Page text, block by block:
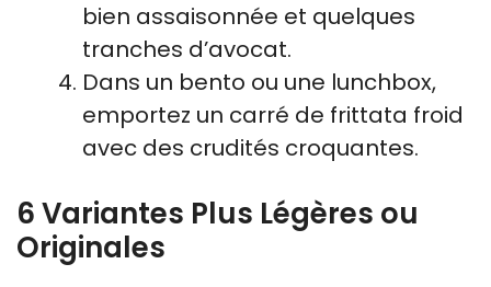
bien assaisonnée et quelques
tranches d’avocat.
Dans un bento ou une lunchbox,
emportez un carré de frittata froid
avec des crudités croquantes.
6 Variantes Plus Légères ou
Originales